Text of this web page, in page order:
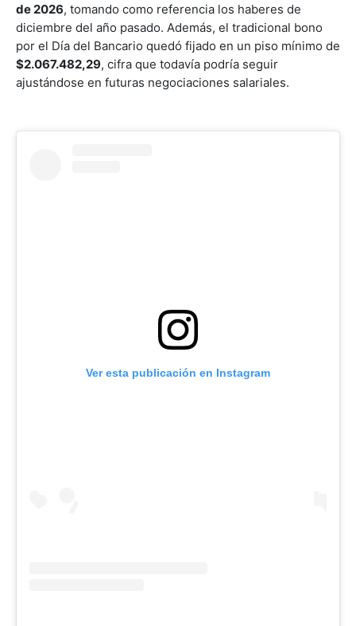
de 2026, tomando como referencia los haberes de
diciembre del año pasado. Además, el tradicional bono
por el Día del Bancario quedó fijado en un piso mínimo de
$2.067.482,29, cifra que todavía podría seguir
ajustándose en futuras negociaciones salariales.
Ver esta publicación en Instagram